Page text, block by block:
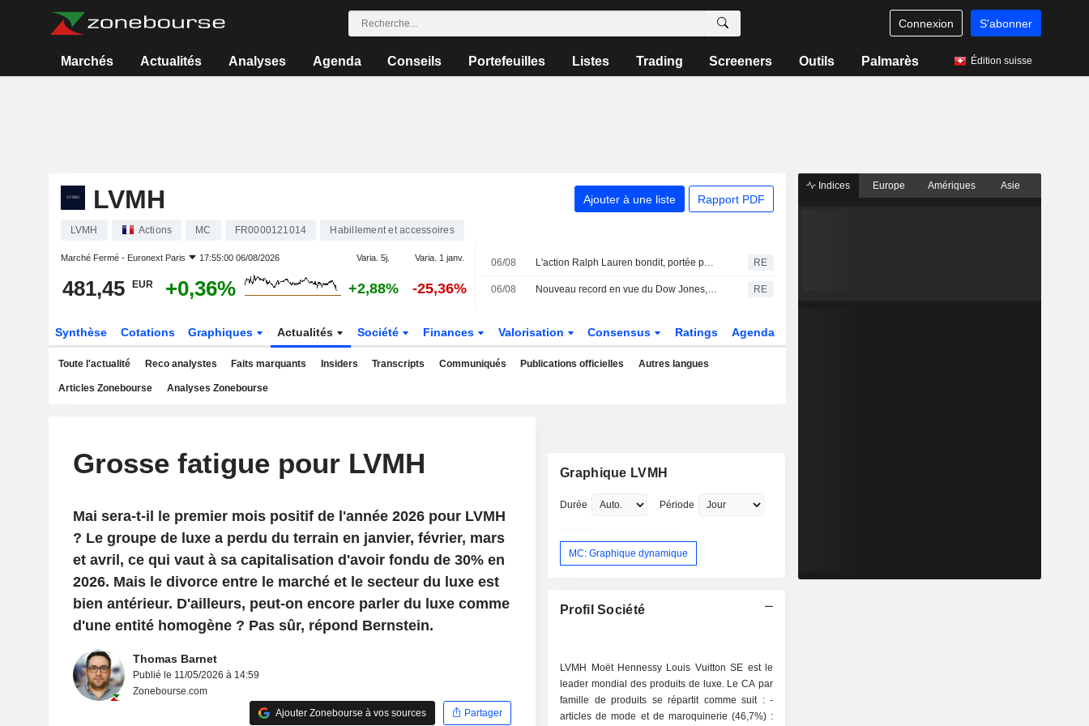
Connexion S'abonner
Marchés Actualités Analyses Agenda Conseils Portefeuilles Listes Trading Screeners Outils Palmarès Édition suisse
LVMH Ajouter à une liste Rapport PDF
LVMH Actions MC FR0000121014 Habillement et accessoires
Marché Fermé - Euronext Paris 17:55:00 06/08/2026 Varia. 5j. Varia. 1 janv.
481,45 EUR +0,36% +2,88% -25,36%
06/08 L'action Ralph Lauren bondit, portée par la demande en Asie et en Amérique du Nord RE
06/08 Nouveau record en vue du Dow Jones, l'Europe aussi sur des sommets RE
Synthèse Cotations Graphiques Actualités Société Finances Valorisation Consensus Ratings Agenda
Toute l'actualité Reco analystes Faits marquants Insiders Transcripts Communiqués Publications officielles Autres langues
Articles Zonebourse Analyses Zonebourse
Grosse fatigue pour LVMH
Mai sera-t-il le premier mois positif de l'année 2026 pour LVMH
? Le groupe de luxe a perdu du terrain en janvier, février, mars
et avril, ce qui vaut à sa capitalisation d'avoir fondu de 30% en
2026. Mais le divorce entre le marché et le secteur du luxe est
bien antérieur. D'ailleurs, peut-on encore parler du luxe comme
d'une entité homogène ? Pas sûr, répond Bernstein.
Thomas Barnet
Publié le 11/05/2026 à 14:59
Zonebourse.com
Ajouter Zonebourse à vos sources
Partager
Graphique LVMH
Durée Période
MC: Graphique dynamique
Profil Société
LVMH Moët Hennessy Louis Vuitton SE est le
leader mondial des produits de luxe. Le CA par
famille de produits se répartit comme suit : -
articles de mode et de maroquinerie (46,7%) :
Indices Europe Amériques Asie